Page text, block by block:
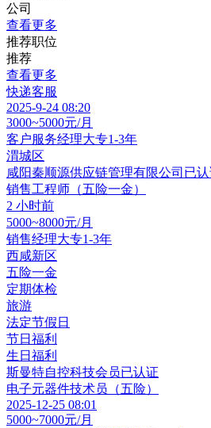
公司
查看更多
推荐职位
推荐
查看更多
快递客服
2025-9-24 08:20
3000~5000元/月
客户服务经理大专1-3年
渭城区
咸阳秦顺源供应链管理有限公司 已
销售工程师（五险一金）
2 小时前
5000~8000元/月
销售经理大专1-3年
西咸新区
五险一金
定期体检
旅游
法定节假日
节日福利
生日福利
斯曼特自控科技会员已认证
电子元器件技术员（五险）
2025-12-25 08:01
5000~7000元/月